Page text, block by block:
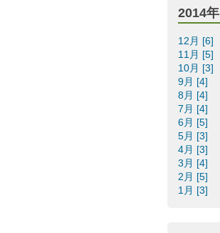
2014年
12月 [6]
11月 [5]
10月 [3]
9月 [4]
8月 [4]
7月 [4]
6月 [5]
5月 [3]
4月 [3]
3月 [4]
2月 [5]
1月 [3]